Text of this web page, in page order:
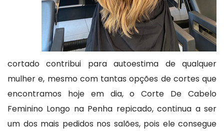
cortado contribui para autoestima de qualquer
mulher e, mesmo com tantas opções de cortes que
encontramos hoje em dia, o Corte De Cabelo
Feminino Longo na Penha repicado, continua a ser
um dos mais pedidos nos salões, pois ele consegue